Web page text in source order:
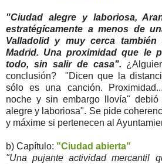
"Ciudad alegre y laboriosa,
estratégicamente a menos de
Valladolid y muy cerca
Madrid. Una proximidad que le
todo, sin salir de casa".
conclusión? "Dicen que la
sólo es una canción.
noche y sin embargo llovía"
alegre y laboriosa". Se pide
y máxime si pertenecen al
b) Capítulo: "Ciudad abierta"
"Una pujante actividad mercantil